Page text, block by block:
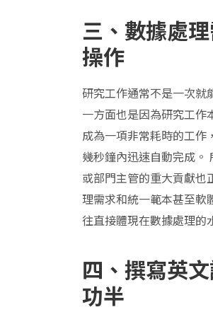
三、數據處
操作
研究工作通常不是一次就
一方面也是因為研究工作
成為一項非常耗時的工作
幾秒鐘內迅速自動完成。
或部門主管的重大貢獻也
理需求和統一範本甚至軟
往直接體現在數據處理的
四、撰寫英
功半